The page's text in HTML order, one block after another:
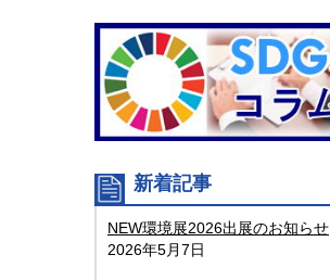
新着記事
NEW環境展2026出展のお知らせ
2026年5月7日